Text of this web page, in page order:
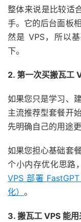
整体来说是比较适
手。它的后台面板
然是 VPS，所以
下。
2. 第一次买搬瓦工
如果您只是学习、
主流推荐型套餐开
先明确自己的用途更
如果您担心基础套
个小内存优化思路
VPS 部署
化） 。
3. 搬瓦工 VPS 能用